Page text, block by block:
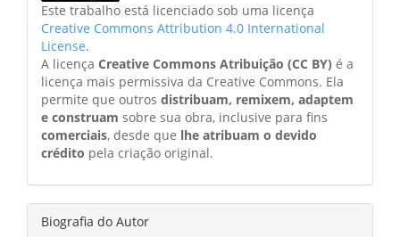
Este trabalho está licenciado sob uma licença
Creative Commons Attribution 4.0 International
License.
A licença Creative Commons Atribuição (CC BY) é a
licença mais permissiva da Creative Commons. Ela
permite que outros distribuam, remixem, adaptem
e construam sobre sua obra, inclusive para fins
comerciais, desde que lhe atribuam o devido
crédito pela criação original.
Biografia do Autor